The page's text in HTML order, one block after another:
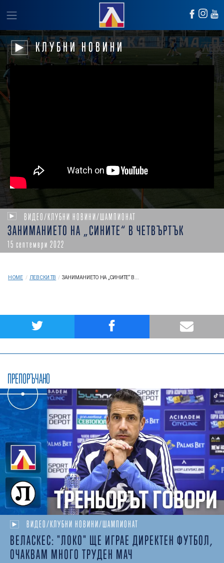
КЛУБНИ НОВИНИ
ВИДЕО/КЛУБНИ НОВИНИ/ШАМПИОНАТ
ЗАНИМАНИЕТО НА „СИНИТЕ“ В ЧЕТВЪРТЪК
15 септември 2022
HOME / ЛЕВСКИ ТВ / ЗАНИМАНИЕТО НА „СИНИТЕ“ В...
ПРЕПОРЪЧАНО
ВИДЕО/КЛУБНИ НОВИНИ/ШАМПИОНАТ
ВЕЛАСКЕС: "ЛОКО" ЩЕ ИГРАЕ ДИРЕКТЕН ФУТБОЛ,
ОЧАКВАМ МНОГО ТРУДЕН МАЧ